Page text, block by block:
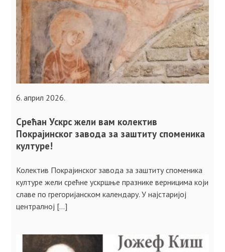
6. април 2026.
Срећан Ускрс жели вам колектив
Покрајинског завода за заштиту споменика
културе!
Колектив Покрајинског завода за заштиту споменика
културе жели срећне ускршње празнике верницима који
славе по грегоријанском календару. У најстаријој
централној […]